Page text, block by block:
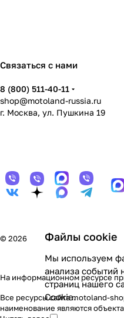
Связаться с нами
8 (800) 511-40-11
shop@motoland-russia.ru
г. Москва, ул. Пушкина 19
© 2026
На информационном ресурсе
Все ресурсы сайта motoland-
наименование являются
Файлы cookie
Мы используем
анализа событий
страниц нашего
Cookie.